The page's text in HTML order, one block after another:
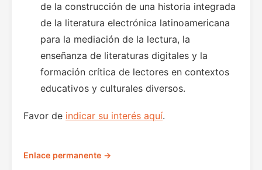
de la construcción de una historia integrada
de la literatura electrónica latinoamericana
para la mediación de la lectura, la
enseñanza de literaturas digitales y la
formación crítica de lectores en contextos
educativos y culturales diversos.
Favor de indicar su interés aquí.
Enlace permanente →